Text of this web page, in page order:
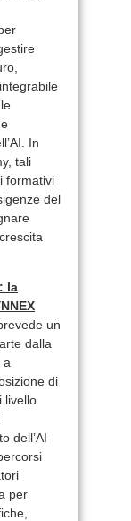
In
tali
formativi
del
la
un
dalla
a
di
livello
dell’AI
per